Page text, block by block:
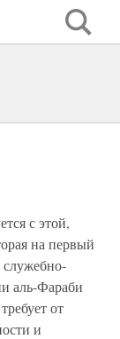
с этой,
на первый
служебно-
аль-Фараби
от
и